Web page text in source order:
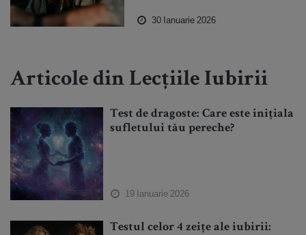
30 Ianuarie 2026
Articole din Lecțiile Iubirii
Test de dragoste: Care este inițiala
sufletului tău pereche?
19 Ianuarie 2026
Testul celor 4 zeițe ale iubirii: